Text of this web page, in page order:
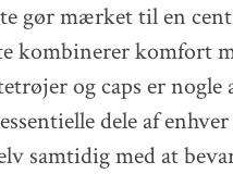
gør mærket til en
kombinerer komfort
og caps er nogle
dele af
samtidig med at